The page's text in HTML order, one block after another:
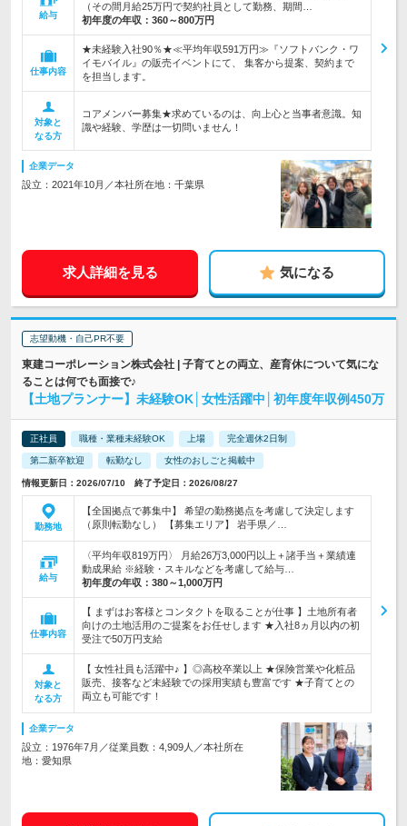
給与
（その間月給25万円で契約社員として勤務、期間…
初年度の年収： 360～800万円
仕事内容
★未経験入社90％★≪平均年収591万円≫『ソフトバンク・ワ
イモバイル』の販売イベントにて、 集客から提案、契約まで
を担当します。
対象と
なる方
コアメンバー募集★求めているのは、向上心と当事者意識。知
識や経験、学歴は一切問いません！
企業データ
設立：2021年10月／本社所在地：千葉県
求人詳細を見る 気になる
志望動機・自己PR不要
東建コーポレーション株式会社 | 子育てとの両立、産育休について気にな
ることは何でも面接で♪
【土地プランナー】未経験OK│女性活躍中│初年度年収例450万
正社員 職種・業種未経験OK 上場 完全週休2日制
第二新卒歓迎 転勤なし 女性のおしごと掲載中
情報更新日：2026/07/10 終了予定日：2026/08/27
勤務地
【全国拠点で募集中】 希望の勤務拠点を考慮して決定します
（原則転勤なし） 【募集エリア】 岩手県／…
給与
〈平均年収819万円〉 月給26万3,000円以上＋諸手当＋業績連
動成果給 ※経験・スキルなどを考慮して給与…
初年度の年収： 380～1,000万円
仕事内容
【 まずはお客様とコンタクトを取ることが仕事 】土地所有者
向けの土地活用のご提案をお任せします ★入社8ヵ月以内の初
受注で50万円支給
対象と
なる方
【 女性社員も活躍中♪ 】◎高校卒業以上 ★保険営業や化粧品
販売、接客など未経験での採用実績も豊富です ★子育てとの
両立も可能です！
企業データ
設立：1976年7月／従業員数：4,909人／本社所在
地：愛知県